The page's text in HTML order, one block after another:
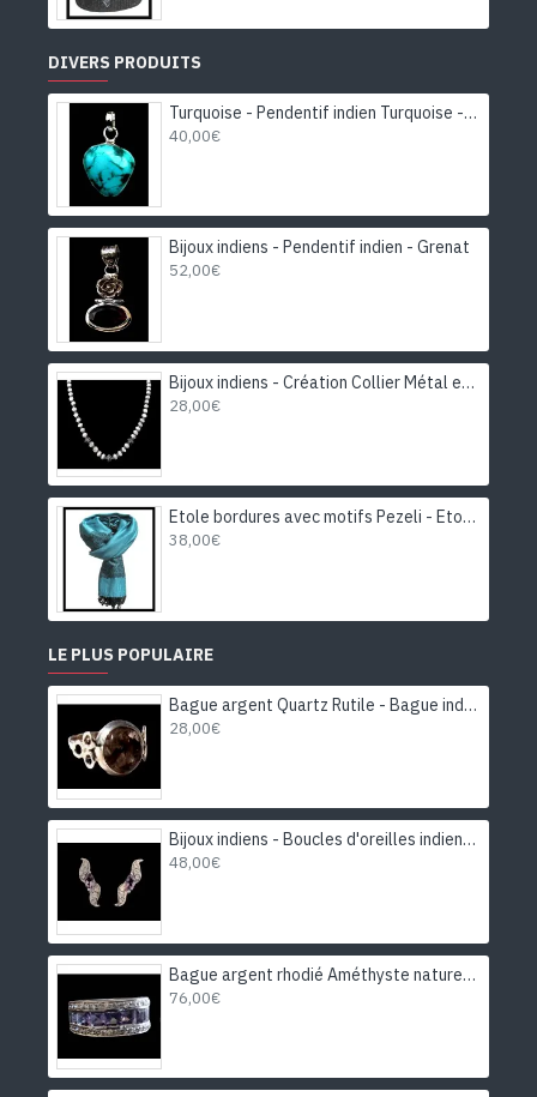
DIVERS PRODUITS
Turquoise - Pendentif indien Turquoise - Bijoux Inde
40,00€
Bijoux indiens - Pendentif indien - Grenat
52,00€
Bijoux indiens - Création Collier Métal et Pierre de Lune
28,00€
Etole bordures avec motifs Pezeli - Etole indienne
38,00€
LE PLUS POPULAIRE
Bague argent Quartz Rutile - Bague indienne - Bijoux indiens
28,00€
Bijoux indiens - Boucles d'oreilles indiennes rhodiées Améthyste
48,00€
Bague argent rhodié Améthyste naturelle
76,00€